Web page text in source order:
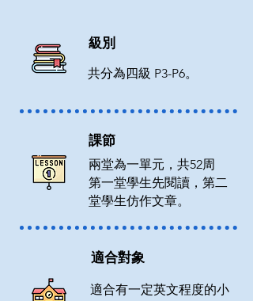
級別
​共分為四級 P3-P6。
課節
兩堂為一單元，共52周
第一堂學生先閱讀，第二
堂學生仿作文章。
適合對象
適合有一定英文程度的小